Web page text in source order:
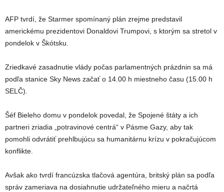
AFP tvrdí, že Starmer spomínaný plán zrejme predstavil
americkému prezidentovi Donaldovi Trumpovi, s ktorým sa stretol v
pondelok v Škótsku.
Zriedkavé zasadnutie vlády počas parlamentných prázdnin sa má
podľa stanice Sky News začať o 14.00 h miestneho času (15.00 h
SELČ).
Šéf Bieleho domu v pondelok povedal, že Spojené štáty a ich
partneri zriadia „potravinové centrá“ v Pásme Gazy, aby tak
pomohli odvrátiť prehlbujúcu sa humanitárnu krízu v pokračujúcom
konflikte.
Avšak ako tvrdí francúzska tlačová agentúra, britský plán sa podľa
správ zameriava na dosiahnutie udržateľného mieru a načrtá